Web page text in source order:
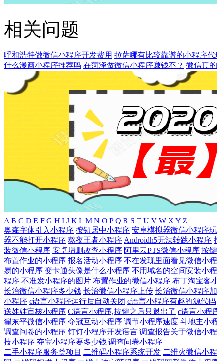
相关问题
呼和浩特做微信小程序开发费用 拉萨哪有比较靠谱的小程序代
什么漫画小程序推荐吗 在菏泽做微信小程序赚钱不？ 微信真
A B C D E F G H I J K L M N O P Q R S T U V W X Y Z
奥森字体引入小程序 按钮居中小程序 安卓模拟器微信小程序
器不能打开小程序 熬夜王者小程序 Androidh5无法转跳小程序
装微信小程序 安卓增删改查小程序 阿里云PTS微信小程序 按
布置作业的小程序 报名活动小程序 不在发现里面看见微信小
易的小程序 变卡通头像是什么小程序 不用域名的空间安装小
程序 不准发小程序的图片 布置作业的微信小程序 布丁淘宝客
长治微信小程序多少钱 长治微信小程序上传 长治微信小程序
小程序 c语言小程序运行后自动关闭 c语言小程序有趣的源代码
送娃娃审核小程序 C语言小程序,按键之后只退出了 c语言小程
翟东平微信小程序 夺冠互动小程序 调节小程序速度 斗地主小
调查问卷的小程序 钉钉小程序开发语言 调查报告关于微信小
技小程序 夺宝小程序要多少钱 调查问卷小程序
二手小程序服务类项目 二维码小程序系统开发 二维火微信小